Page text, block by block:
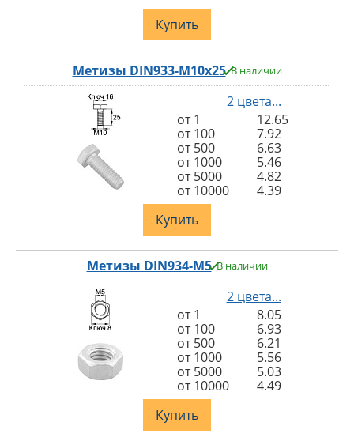
Купить
Метизы DIN933-M10x25 В наличии
2 цвета...
от 1
12.65
от 100
7.92
от 500
6.63
от 1000
5.46
от 5000
4.82
от 10000
4.39
Купить
Метизы DIN934-M5 В наличии
2 цвета...
от 1
8.05
от 100
6.93
от 500
6.21
от 1000
5.56
от 5000
5.03
от 10000
4.49
Купить